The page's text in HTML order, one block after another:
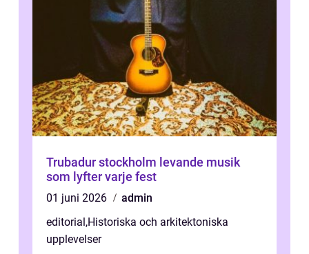
Trubadur stockholm levande musik
som lyfter varje fest
01 juni 2026
admin
editorial,Historiska och arkitektoniska
upplevelser